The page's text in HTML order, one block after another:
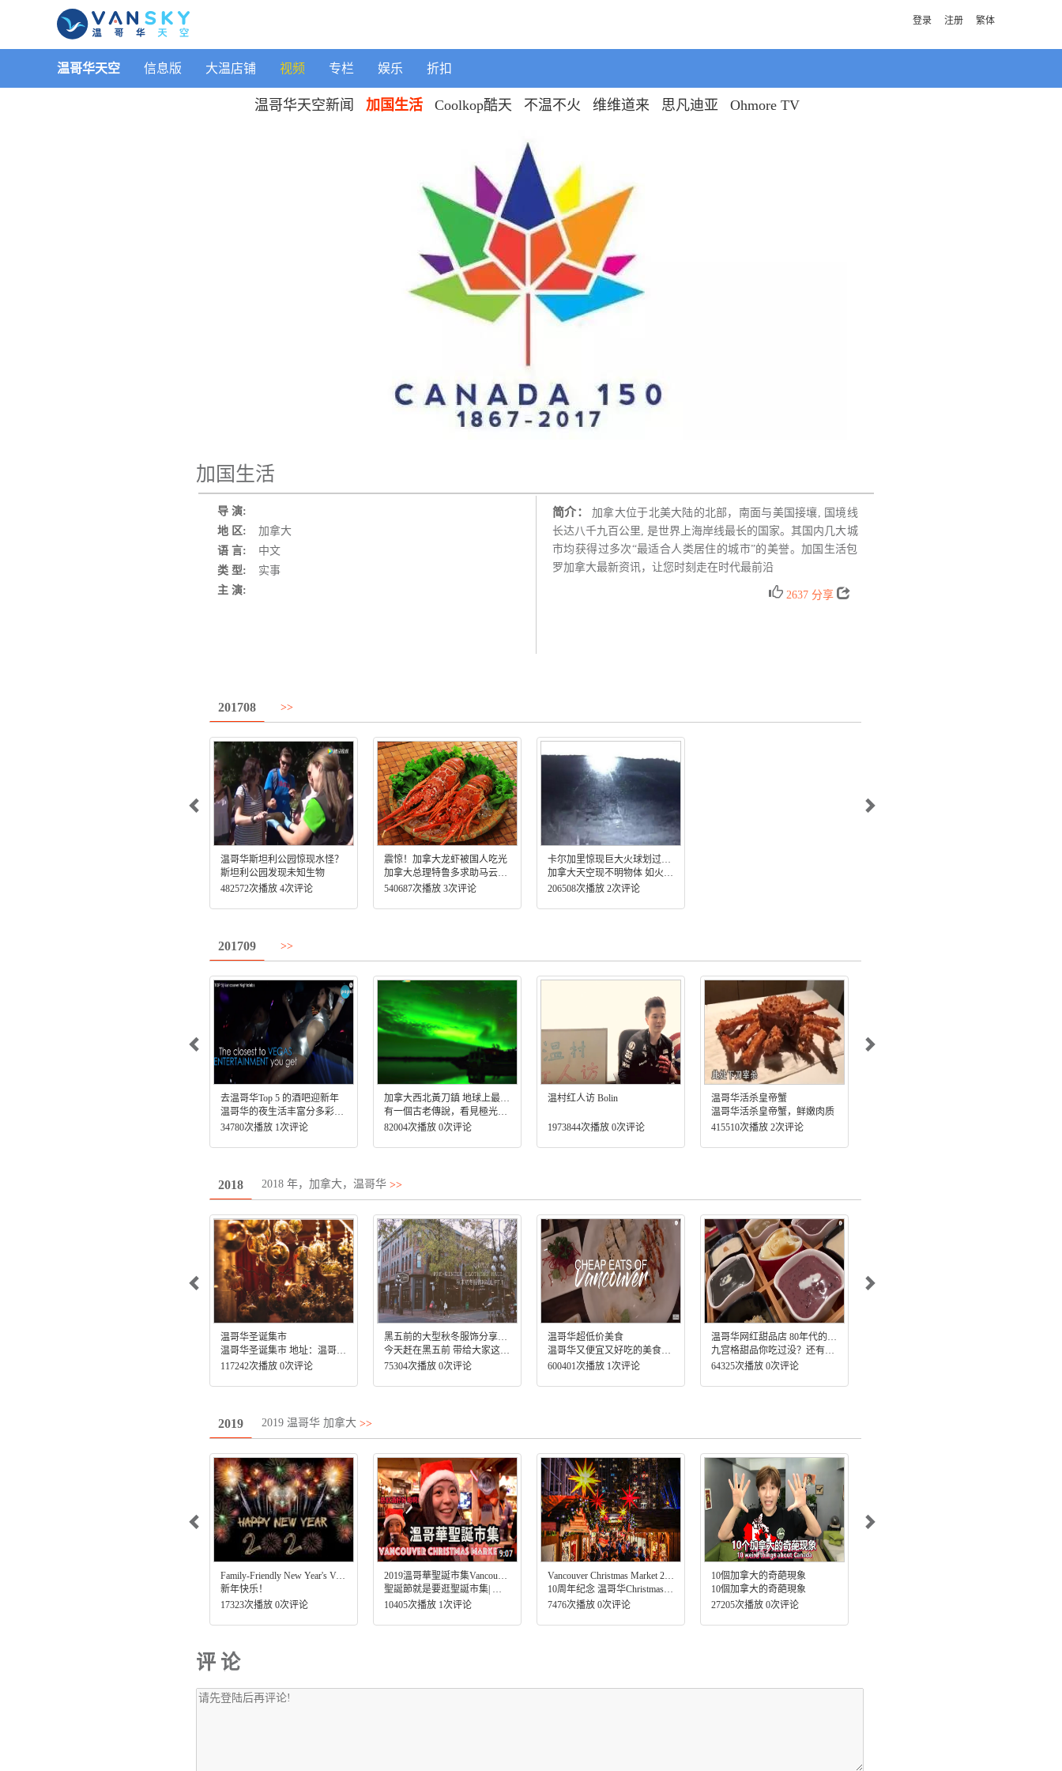
登录 注册 繁体
温哥华天空 信息版 大温店铺 视频 专栏 娱乐 折扣
温哥华天空新闻 加国生活 Coolkop酷天 不温不火 维维道来 思凡迪亚 Ohmore TV
加国生活
导 演:
地 区:
加拿大
语 言:
中文
类 型:
实事
主 演:
简介：
加拿大位于北美大陆的北部，南面与美国接壤, 国境线
长达八千九百公里, 是世界上海岸线最长的国家。其国内几大城
市均获得过多次“最适合人类居住的城市”的美誉。加国生活包
罗加拿大最新资讯，让您时刻走在时代最前沿
2637 分享
201708 >>
温哥华斯坦利公园惊现水怪？
斯坦利公园发现未知生物
482572次播放 4次评论
震惊！加拿大龙虾被国人吃光
加拿大总理特鲁多求助马云卖龙虾
540687次播放 3次评论
卡尔加里惊现巨大火球划过夜空！
加拿大天空现不明物体 如火球般送天空划过
206508次播放 2次评论
201709 >>
去温哥华Top 5 的酒吧迎新年
温哥华的夜生活丰富分多彩，不要忘记约上您的亲朋好友，去新年倒计时。
34780次播放 1次评论
加拿大西北黃刀鎮 地球上最適合觀賞極光之都
有一個古老傳說，看見極光就能幸福一輩子，極光就被許多人收進人生的願望清單裡頭。從北歐到美國阿拉斯加都是相當熱門的地點，黃刀鎮位於極光橢圓區的正下方，被封為是地球上最適合觀賞極光的城市之一。
82004次播放 0次评论
温村红人访 Bolin
1973844次播放 0次评论
温哥华活杀皇帝蟹
温哥华活杀皇帝蟹，鲜嫩肉质
415510次播放 2次评论
2018 2018 年，加拿大，温哥华 >>
温哥华圣诞集市
温哥华圣诞集市 地址：温哥华奥运圣火广场
117242次播放 0次评论
黑五前的大型秋冬服饰分享pt1！新靴子/大衣/外套❤️
今天赶在黑五前 带给大家这一期 【耗时很久+内容量巨大】的视频~ 跟大家分享一下近期的秋冬穿搭上面的心得和变化 一些小灵感吧
75304次播放 0次评论
温哥华超低价美食
温哥华又便宜又好吃的美食你知道多少？跟着博主去寻吃
600401次播放 1次评论
温哥华网红甜品店 80年代的香港风格
九宫格甜品你吃过没？还有维他奶，满满小时候的回忆。
64325次播放 0次评论
2019 2019 温哥华 加拿大 >>
Family-Friendly New Year's Variety Show 2020 - Preview
新年快乐！
17323次播放 0次评论
2019溫哥華聖誕市集Vancouver Christmas Market 10週年
聖誕節就是要逛聖誕市集| 好多手工藝品可以買! (有抽獎唷!!)
10405次播放 1次评论
Vancouver Christmas Market 2019 - 10-Year Anniversary!
10周年纪念 温哥华Christmas Market -2019
7476次播放 0次评论
10個加拿大的奇葩現象
10個加拿大的奇葩現象
27205次播放 0次评论
评 论